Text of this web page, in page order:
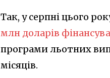
Так, у серпні цього
млн доларів
програми льотних
місяців.